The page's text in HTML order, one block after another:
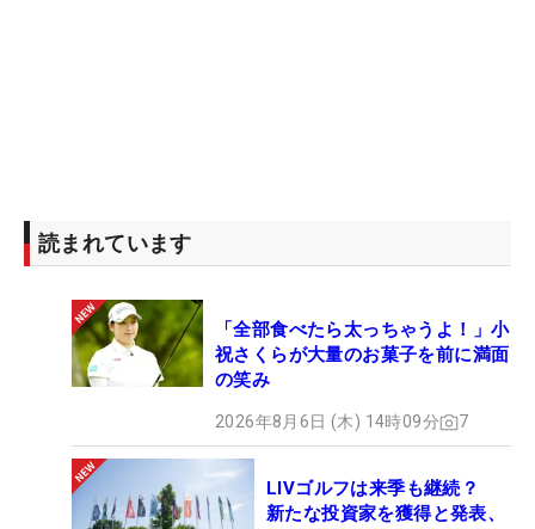
読まれています
「全部食べたら太っちゃうよ！」小
祝さくらが大量のお菓子を前に満面
の笑み
2026年8月6日 (木) 14時09分 7
LIVゴルフは来季も継続？
新たな投資家を獲得と発表、